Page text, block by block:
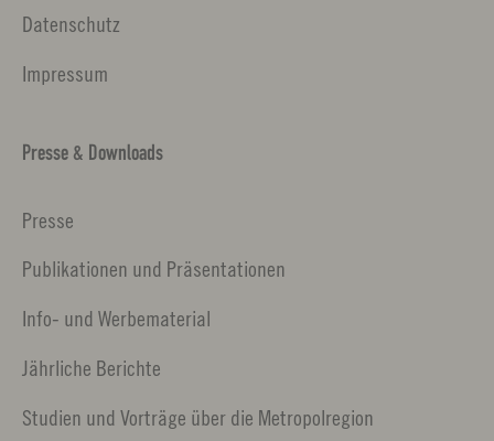
Datenschutz
Impressum
Presse & Downloads
Presse
Publikationen und Präsentationen
Info- und Werbematerial
Jährliche Berichte
Studien und Vorträge über die Metropolregion